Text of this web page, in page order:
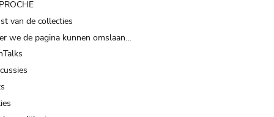
van de collecties
we de pagina kunnen omslaan…